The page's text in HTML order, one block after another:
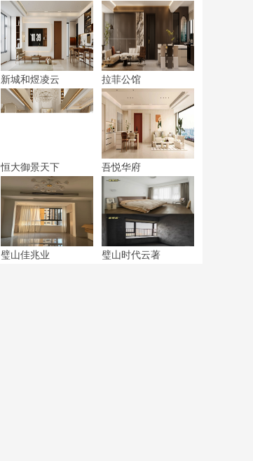
新城和煜凌云 拉菲公馆
恒大御景天下 吾悦华府
璧山佳兆业 璧山时代云著